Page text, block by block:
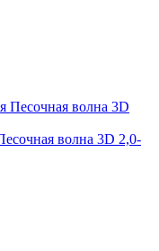
волна 3D 2,0-